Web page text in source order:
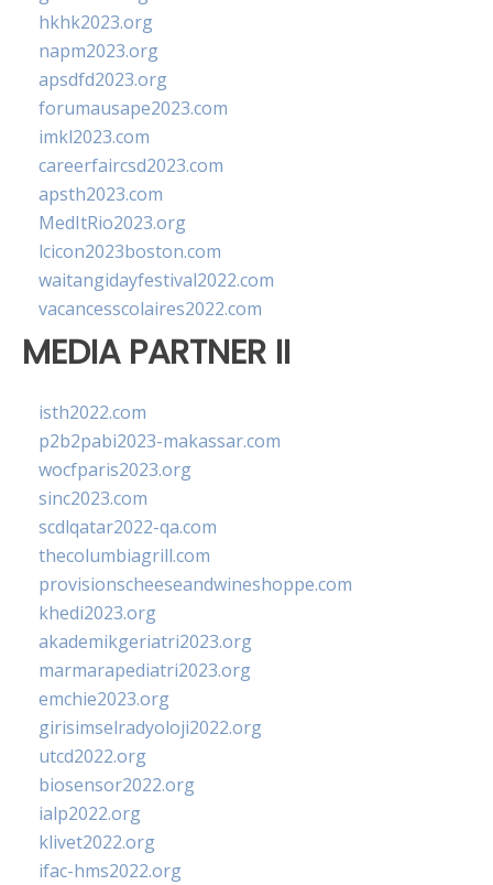
hkhk2023.org
napm2023.org
apsdfd2023.org
forumausape2023.com
imkl2023.com
careerfaircsd2023.com
apsth2023.com
MedItRio2023.org
lcicon2023boston.com
waitangidayfestival2022.com
vacancesscolaires2022.com
MEDIA PARTNER II
isth2022.com
p2b2pabi2023-makassar.com
wocfparis2023.org
sinc2023.com
scdlqatar2022-qa.com
thecolumbiagrill.com
provisionscheeseandwineshoppe.com
khedi2023.org
akademikgeriatri2023.org
marmarapediatri2023.org
emchie2023.org
girisimselradyoloji2022.org
utcd2022.org
biosensor2022.org
ialp2022.org
klivet2022.org
ifac-hms2022.org